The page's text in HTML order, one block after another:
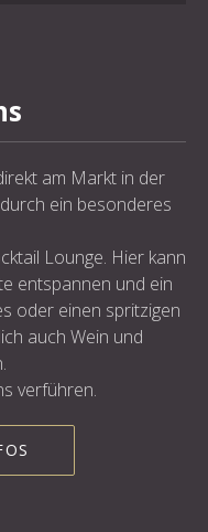
am Markt in der
ein besonderes
Lounge. Hier kann
entspannen und ein
oder einen spritzigen
auch Wein und
verführen.